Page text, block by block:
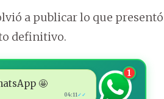
a publicar lo que presentó
definitivo.
🤩
04:11✓✓
1